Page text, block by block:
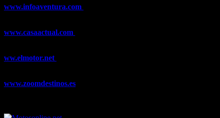
www.infoaventura.com
www.casaactual.com
ww.elmotor.net
www.zoomdestinos.es